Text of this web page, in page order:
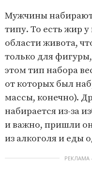
Мужчины
типу. То есть жир у
области живота,
только для
этом тип набора
от которых был
массы, конечно).
набирается из-за
и важно, пришли
из алкоголя и еды
РЕКЛАМА